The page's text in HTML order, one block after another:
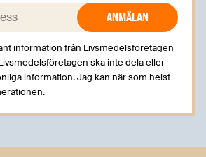
information från Livsmedelsföretagen
ska inte dela eller
information. Jag kan när som helst